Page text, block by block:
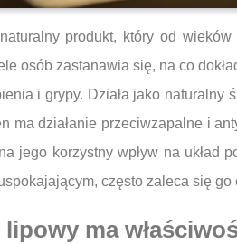
produkt, który od
osób zastanawia się, na co
i grypy. Działa jako naturalny
ma działanie przeciwzapalne i
jego korzystny wpływ na układ
często zaleca się
ma